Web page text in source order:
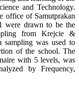
and Technology.
office of Samutprakan
were drawn to be the
from Krejcie &
sampling was used to
of the school. The
with 5 levels, was
by Frequency,